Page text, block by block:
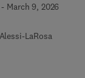
- March 9, 2026
LaRosa